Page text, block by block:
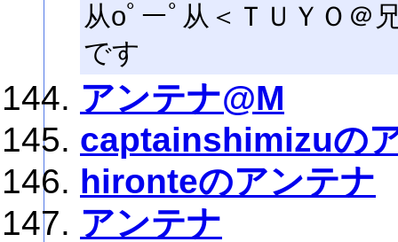
从oﾟーﾟ从＜ＴＵＹＯ＠
です
アンテナ@M
captainshimizuの
hironteのアンテナ
アンテナ